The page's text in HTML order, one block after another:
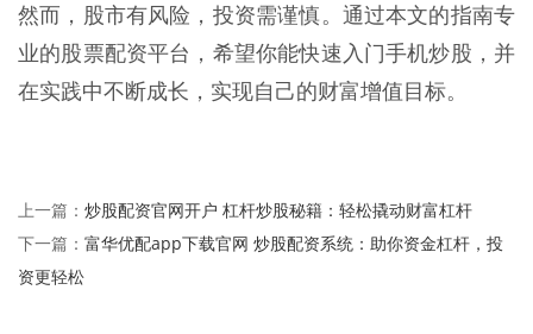
然而，股市有风险，投资需谨慎。通过本文的指南专
业的股票配资平台，希望你能快速入门手机炒股，并
在实践中不断成长，实现自己的财富增值目标。
上一篇： 炒股配资官网开户 杠杆炒股秘籍：轻松撬动财富杠杆
下一篇： 富华优配app下载官网 炒股配资系统：助你资金杠杆，投
资更轻松